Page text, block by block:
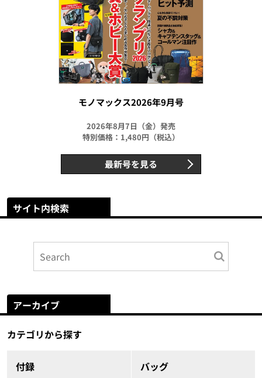
モノマックス2026年9月号
2026年8月7日（金）発売
特別価格：1,480円（税込）
最新号を見る
サイト内検索
アーカイブ
カテゴリから探す
付録 バッグ